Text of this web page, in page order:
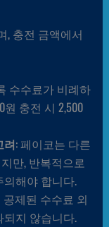
, 충전 금액에서
수수료가 비례하
충전 시 2,500
: 페이코는 다른
만, 반복적으로
해야 합니다.
제된 수수료 외
지 않습니다.